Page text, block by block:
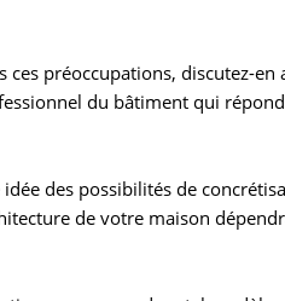
préoccupations, discutez-en
du bâtiment qui
des possibilités de
de votre maison